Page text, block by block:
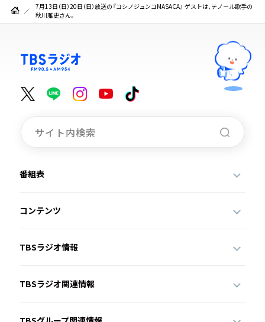
7月13日（日）20日（日）放送の『コシノジュンコMASACA』 ゲストは、テノール歌手の
秋川雅史さん。
番組表
コンテンツ
TBSラジオ情報
TBSラジオ関連情報